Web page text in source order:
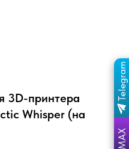
3D-принтера
Whisper (на